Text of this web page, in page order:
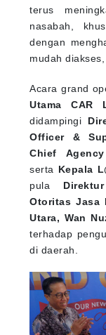
terus
nasabah,
dengan
mudah
Acara grand
Utama CAR
didampingi
Officer &
Chief
serta Kepala
pula
Otoritas Jasa
Utara, Wan
terhadap
di daerah.